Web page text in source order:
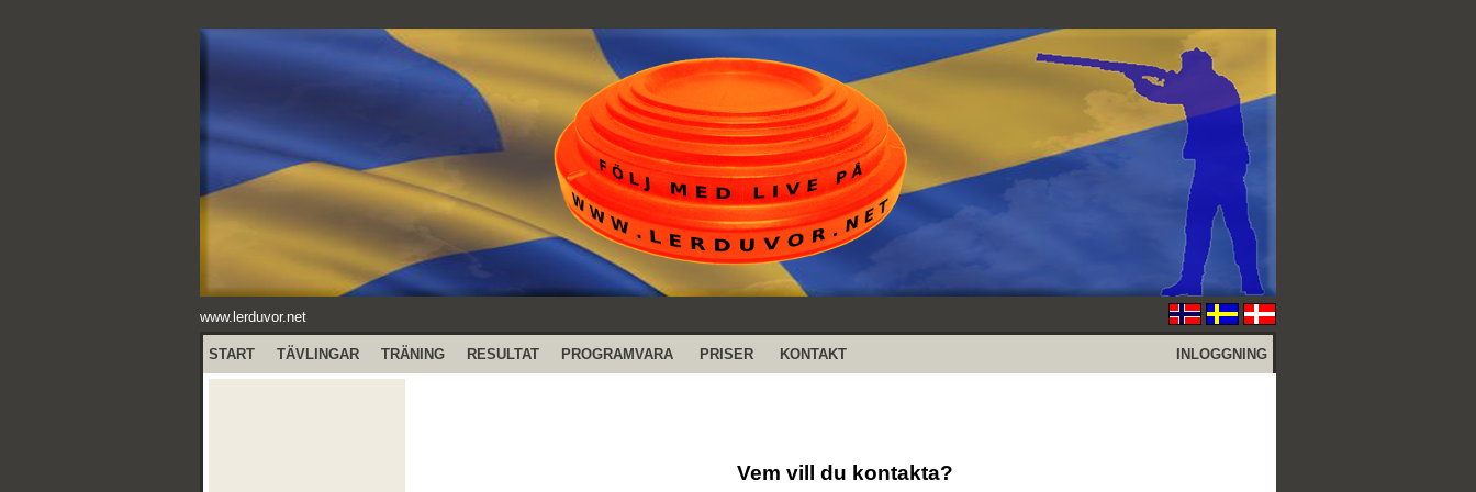
www.lerduvor.net
START TÄVLINGAR TRÄNING RESULTAT PROGRAMVARA PRISER KONTAKT INLOGGNING
Vem vill du kontakta?